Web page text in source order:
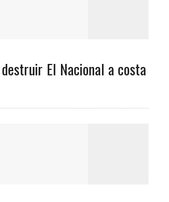
El Nacional a costa